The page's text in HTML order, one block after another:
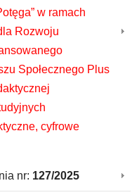
w ramach
Rozwoju
Społecznego Plus
cyfrowe
nr: 127/2025